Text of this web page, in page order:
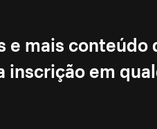
e mais conteúdo
inscrição em